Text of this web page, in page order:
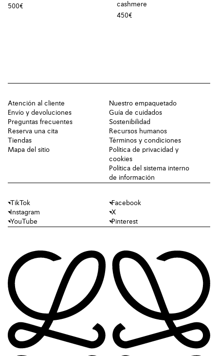
500€
cashmere
450€
Atención al cliente
Envío y devoluciones
Preguntas frecuentes
Reserva una cita
Tiendas
Mapa del sitio
Nuestro empaquetado
Guía de cuidados
Sostenibilidad
Recursos humanos
Términos y condiciones
Política de privacidad y
cookies
Política del sistema interno
de información
TikTok
Facebook
Instagram
X
YouTube
Pinterest